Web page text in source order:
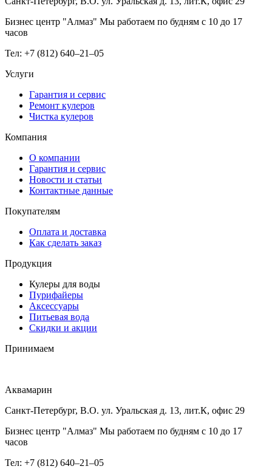
Бизнес центр "Алмаз" Мы работаем по будням с 10 до 17
часов
Тел: +7 (812) 640–21–05
Услуги
Гарантия и сервис
Ремонт кулеров
Чистка кулеров
Компания
О компании
Гарантия и сервис
Новости и статьи
Контактные данные
Покупателям
Оплата и доставка
Как сделать заказ
Продукция
Кулеры для воды
Пурифайеры
Аксессуары
Питьевая вода
Скидки и акции
Принимаем
Аквамарин
Санкт-Петербург, В.О. ул. Уральская д. 13, лит.К, офис 29
Бизнес центр "Алмаз" Мы работаем по будням с 10 до 17
часов
Тел: +7 (812) 640–21–05